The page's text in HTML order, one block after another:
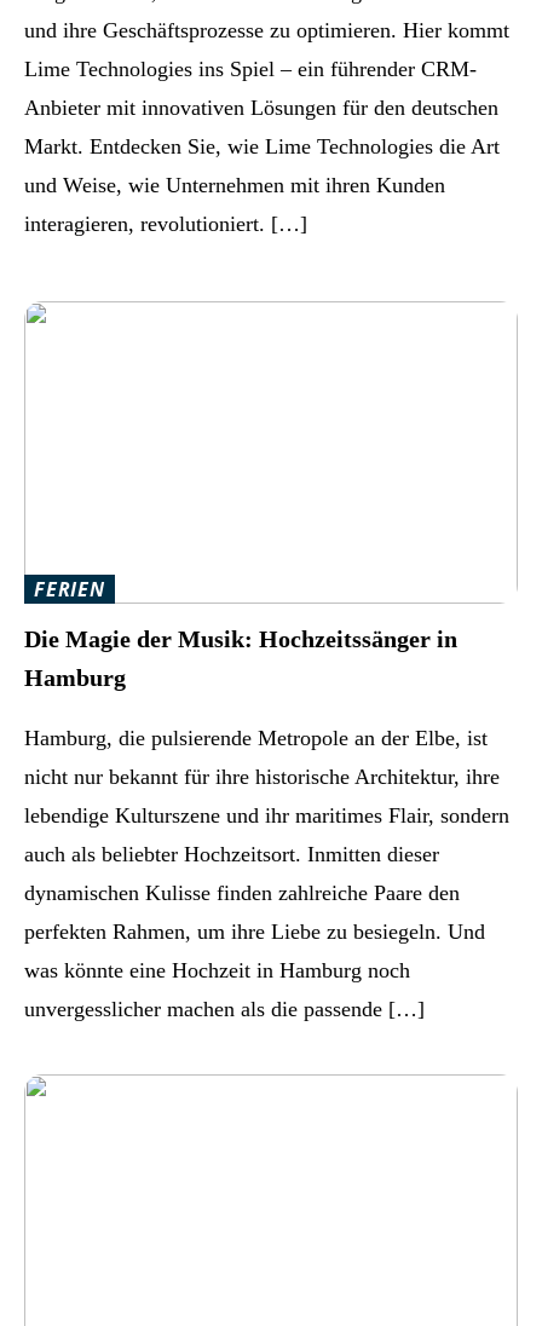
und ihre Geschäftsprozesse zu optimieren. Hier kommt
Lime Technologies ins Spiel – ein führender CRM-
Anbieter mit innovativen Lösungen für den deutschen
Markt. Entdecken Sie, wie Lime Technologies die Art
und Weise, wie Unternehmen mit ihren Kunden
interagieren, revolutioniert. […]
FERIEN
Die Magie der Musik: Hochzeitssänger in
Hamburg
Hamburg, die pulsierende Metropole an der Elbe, ist
nicht nur bekannt für ihre historische Architektur, ihre
lebendige Kulturszene und ihr maritimes Flair, sondern
auch als beliebter Hochzeitsort. Inmitten dieser
dynamischen Kulisse finden zahlreiche Paare den
perfekten Rahmen, um ihre Liebe zu besiegeln. Und
was könnte eine Hochzeit in Hamburg noch
unvergesslicher machen als die passende […]